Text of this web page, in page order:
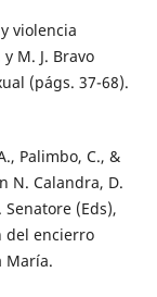
violencia
M. J. Bravo
(págs. 37-68).
Palimbo, C., &
N. Calandra, D.
Senatore (Eds),
del encierro
María.